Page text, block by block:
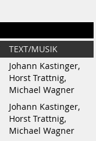
TEXT/MUSIK
Johann Kastinger,
Horst Trattnig,
Michael Wagner
Johann Kastinger,
Horst Trattnig,
Michael Wagner